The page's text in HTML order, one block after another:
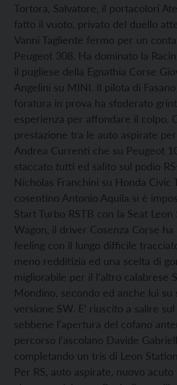
Tortora, Salvatore, il portacolori
fatto il vuoto, privato del duello
Vanni Tagliente fermo per un
Peugeot 308. Ha dominato la
il pugliese della Egnathia Corse
Angelini su MINI. Il pilota di
foratura in prova ha sfoderato
esperienza per affondare il colpo.
prestazione tra le auto aspirate
Andrea Currenti che su Peugeot
staccato tutti ed salito sul podio
Nicholas Franchini su Honda Civic
cosentino Antonio Aquila si è
Start Turbo RSTB con la Seat Leon
Wagon, il driver Cosenza Corse
feeling con il lungo difficile
meno redditizia ed una scelta di
migliorabile per il l’altro calabrese
Mondino, secondo ed anche lui su
versione SW. E’ riuscito a salire
sebbene l’apertura del cofano
percorso l’ascolano Davide
completando un tris di Leon
Per RS, auto aspirate, nuovo